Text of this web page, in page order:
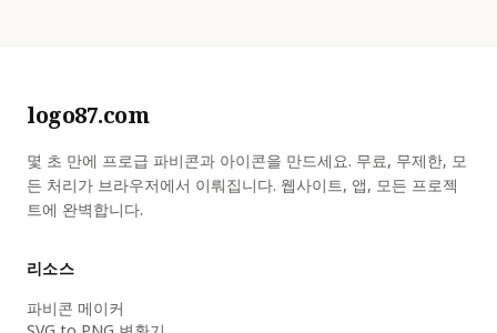
logo87.com
몇 초 만에 프로급 파비콘과 아이콘을 만드세요. 무료, 무제한, 모
든 처리가 브라우저에서 이뤄집니다. 웹사이트, 앱, 모든 프로젝
트에 완벽합니다.
리소스
파비콘 메이커